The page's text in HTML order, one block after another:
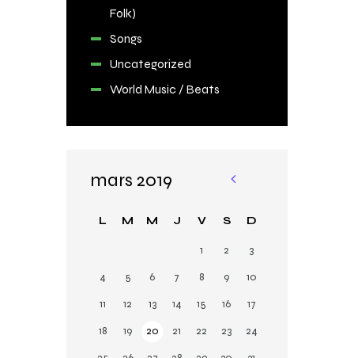
Folk)
Songs
Uncategorized
World Music / Beats
mars 2019
L M M J V S D
1 2
3
4
5 6 7 8 9
10
11
12 13 14 15 16
17
18
19 20 21 22 23
24
«
v